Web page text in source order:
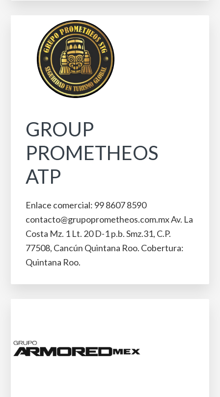
GROUP
PROMETHEOS
ATP
Enlace comercial: 99 8607 8590
contacto@grupoprometheos.com.mx Av. La
Costa Mz. 1 Lt. 20 D-1 p.b. Smz.31, C.P.
77508, Cancún Quintana Roo. Cobertura:
Quintana Roo.